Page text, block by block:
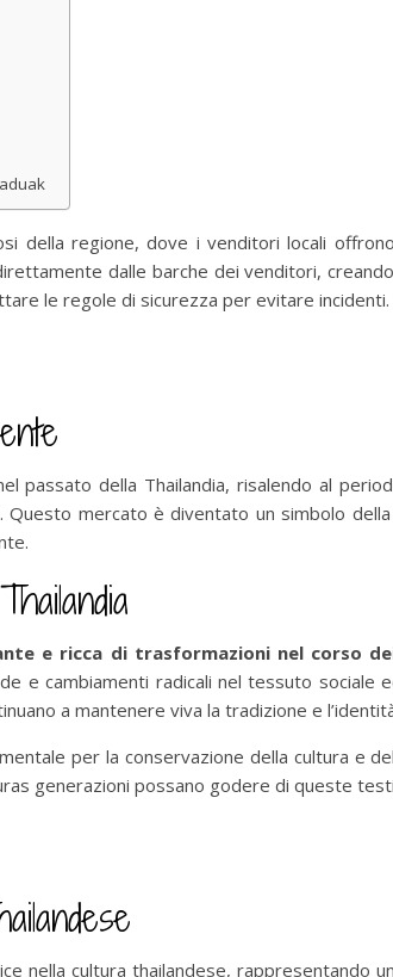
della regione, dove i venditori locali
dalle barche dei venditori,
le regole di sicurezza per evitare incidenti.
passato della Thailandia, risalendo al
mercato è diventato un simbolo
e ricca di trasformazioni nel corso
e cambiamenti radicali nel tessuto sociale
a mantenere viva la tradizione e
per la conservazione della cultura e
generazioni possano godere di queste
nella cultura thailandese, rappresentando